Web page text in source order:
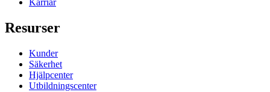
Karriär
Resurser
Kunder
Säkerhet
Hjälpcenter
Utbildningscenter